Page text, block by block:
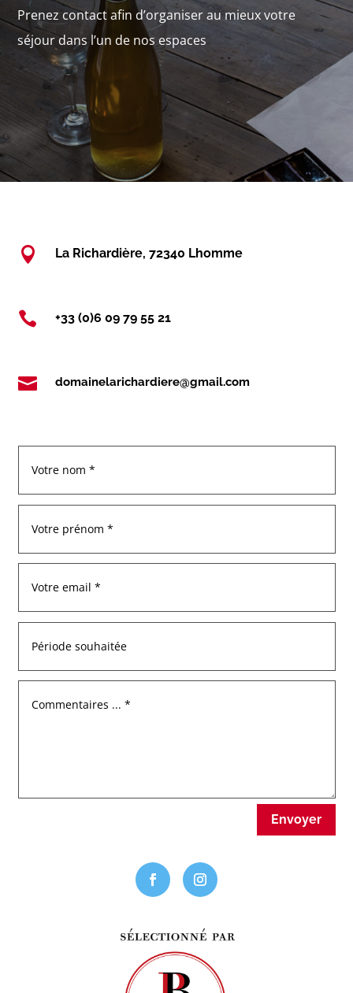
Prenez contact afin d’organiser au mieux votre
séjour dans l’un de nos espaces
 La Richardière, 72340 Lhomme
 +33 (0)6 09 79 55 21
 domainelarichardiere@gmail.com
Envoyer